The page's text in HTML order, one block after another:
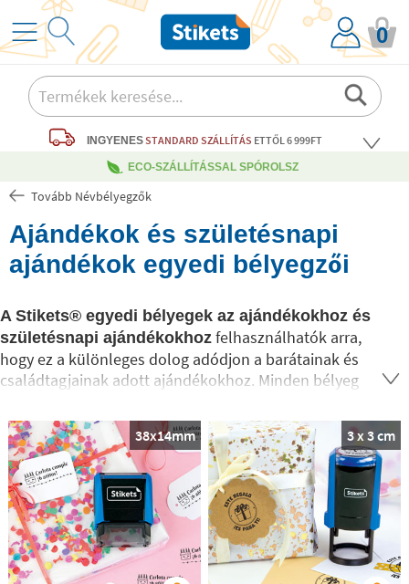
0
INGYENESSTANDARD SZÁLLÍTÁS ETTŐL 6 999FT
ECO-SZÁLLÍTÁSSAL SPÓROLSZ
Tovább Névbélyegzők
Ajándékok és születésnapi
ajándékok egyedi bélyegzői
A Stikets®️ egyedi bélyegek az ajándékokhoz és
születésnapi ajándékokhoz felhasználhatók arra,
hogy ez a különleges dolog adódjon a barátainak és
családtagjainak adott ajándékokhoz. Minden bélyeg
és kivitelben, amelyet használni szeretne. Sok
közül lehet választani! Használja a Stikets®️
bélyegeket ajándékokhoz és születésnapi
ajándékokhoz, hogy szép és személyes vonzerőt
adjon ajándékainak, különlegessé téve azokat.
38x14mm 3 x 3 cm